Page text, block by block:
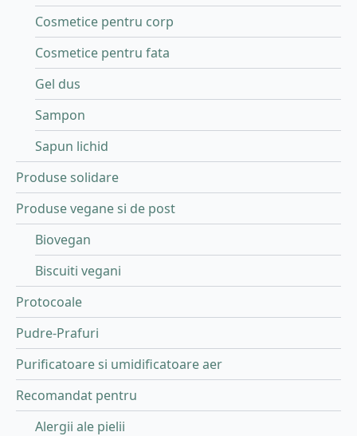
Cosmetice pentru corp
Cosmetice pentru fata
Gel dus
Sampon
Sapun lichid
Produse solidare
Produse vegane si de post
Biovegan
Biscuiti vegani
Protocoale
Pudre-Prafuri
Purificatoare si umidificatoare aer
Recomandat pentru
Alergii ale pielii